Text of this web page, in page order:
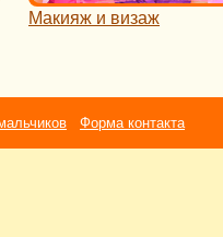
Макияж и визаж
Форма контакта